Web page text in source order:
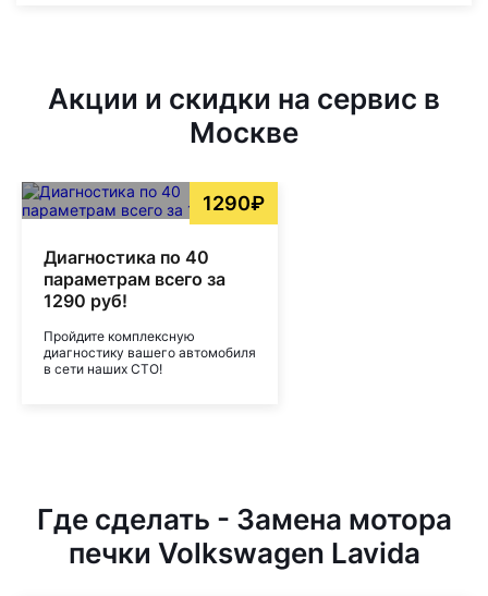
Акции и скидки на сервис в
Москве
1290₽
Диагностика по 40
параметрам всего за
1290 руб!
Пройдите комплексную
диагностику вашего автомобиля
в сети наших СТО!
Где сделать - Замена мотора
печки Volkswagen Lavida